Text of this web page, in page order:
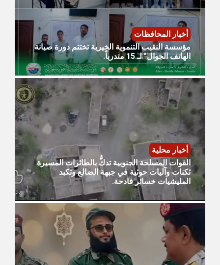
أخبار المحافظات
مؤسسة النقيب التنموية الخيرية تختتم دورة صيانة
الهاتف الجوال" لـ 15 متدرباً.
أخبار محلية
القوات المسلحة الجنوبية تدكُّ بالطائرات المسيرة
ثكنات وآليات حوثية في جبهة الضالع وتكبد
المليشيات خسائر فادحة.